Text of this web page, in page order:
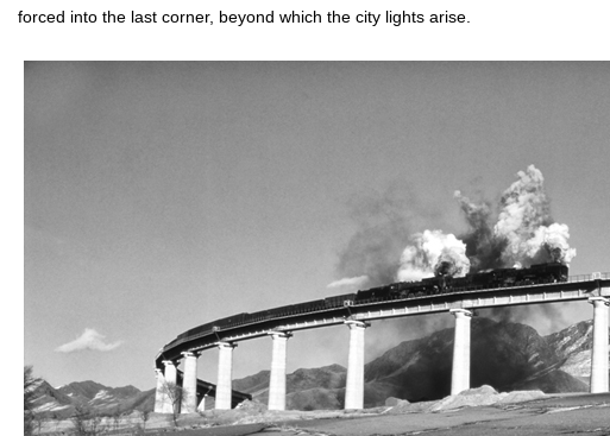
forced into the last corner, beyond which the city lights arise.